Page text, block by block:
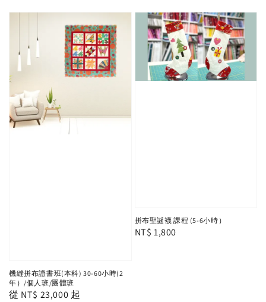
機縫拼布證書班(本科) 30-60小時(2
年）/個人班/團體班
Regular
從 NT$ 23,000 起
拼布聖誕襪 課程 (5-6小時）
Regular
NT$ 1,800